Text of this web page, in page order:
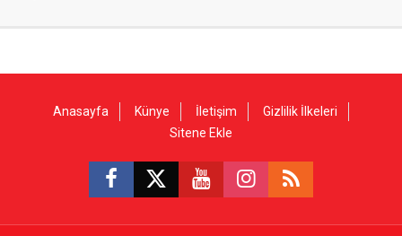
Anasayfa Künye İletişim
Gizlilik İlkeleri
Sitene Ekle